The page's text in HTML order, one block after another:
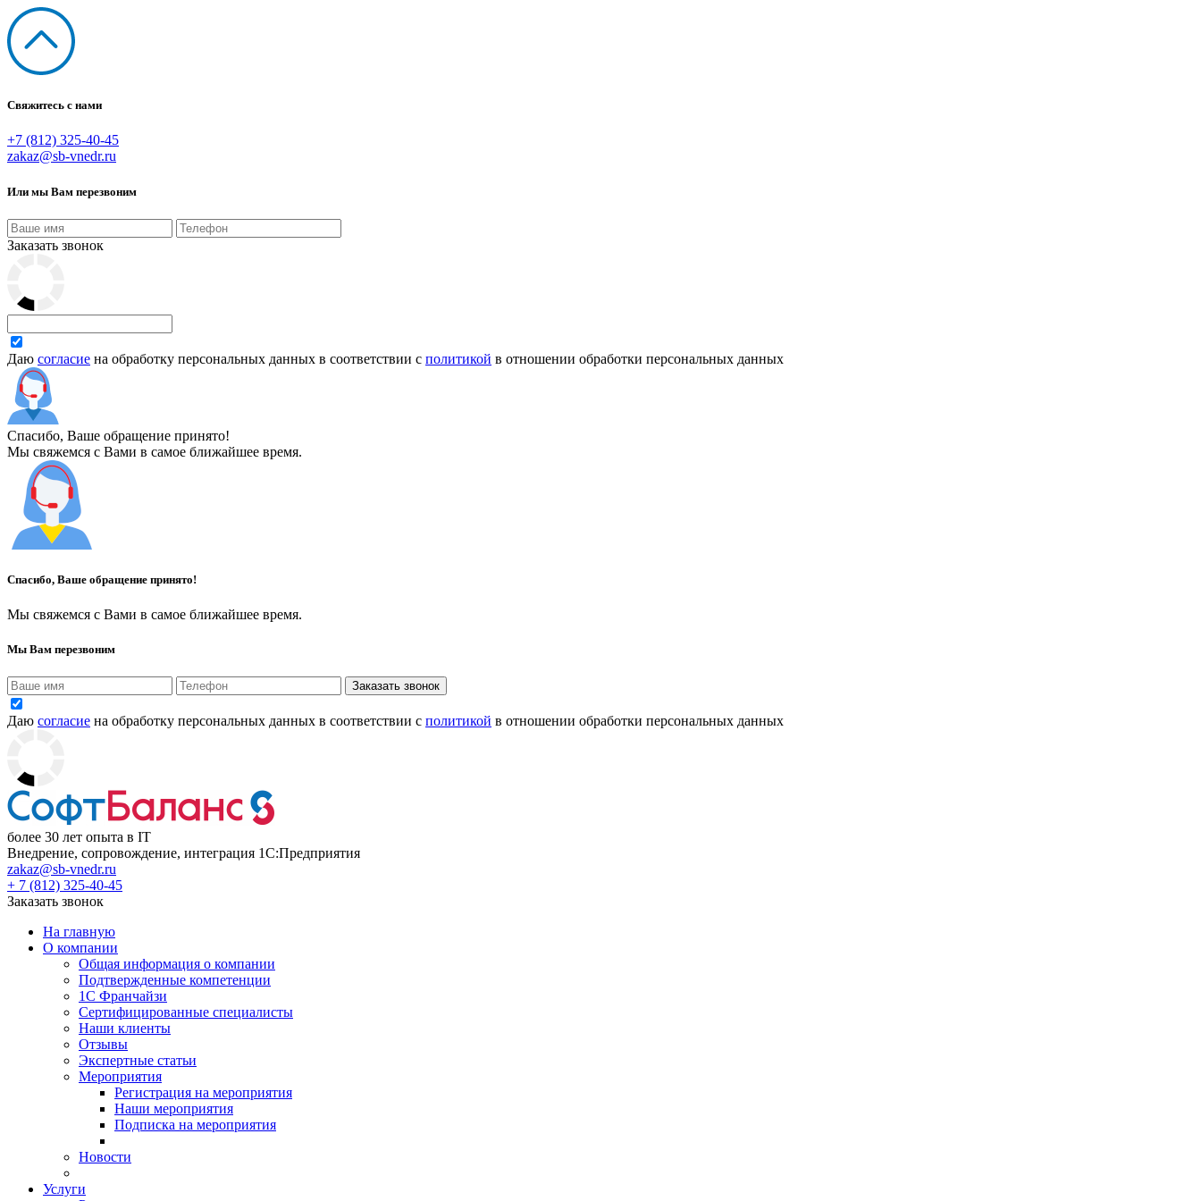
Свяжитесь с нами
+7 (812) 325-40-45
zakaz@sb-vnedr.ru
Или мы Вам перезвоним
Заказать звонок
Даю согласие на обработку персональных данных в соответствии с политикой в отношении обработки персональных данных
Спасибо, Ваше обращение принято!
Мы свяжемся с Вами в самое ближайшее время.
Спасибо, Ваше обращение принято!
Мы свяжемся с Вами в самое ближайшее время.
Мы Вам перезвоним
Заказать звонок
Даю согласие на обработку персональных данных в соответствии с политикой в отношении обработки персональных данных
более 30 лет опыта в IT
Внедрение, сопровождение, интеграция 1С:Предприятия
zakaz@sb-vnedr.ru
+ 7 (812) 325-40-45
Заказать звонок
На главную
О компании
Общая информация о компании
Подтвержденные компетенции
1С Франчайзи
Сертифицированные специалисты
Наши клиенты
Отзывы
Экспертные статьи
Мероприятия
Регистрация на мероприятия
Наши мероприятия
Подписка на мероприятия
Новости
Услуги